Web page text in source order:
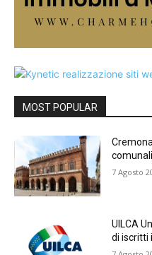
MOST POPULAR
7 Agosto
UILCA
di iscritti